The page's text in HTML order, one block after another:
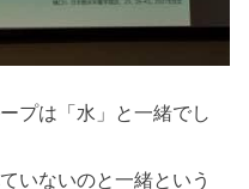
プは「水」と一緒でし
いないのと一緒という